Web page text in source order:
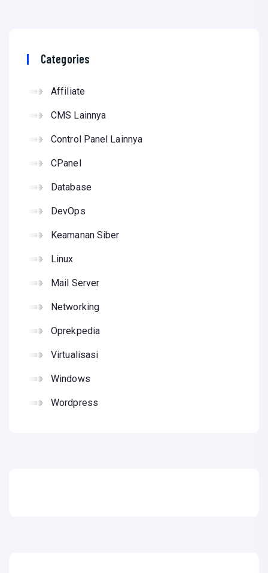
Categories
Affiliate
CMS Lainnya
Control Panel Lainnya
CPanel
Database
DevOps
Keamanan Siber
Linux
Mail Server
Networking
Oprekpedia
Virtualisasi
Windows
Wordpress